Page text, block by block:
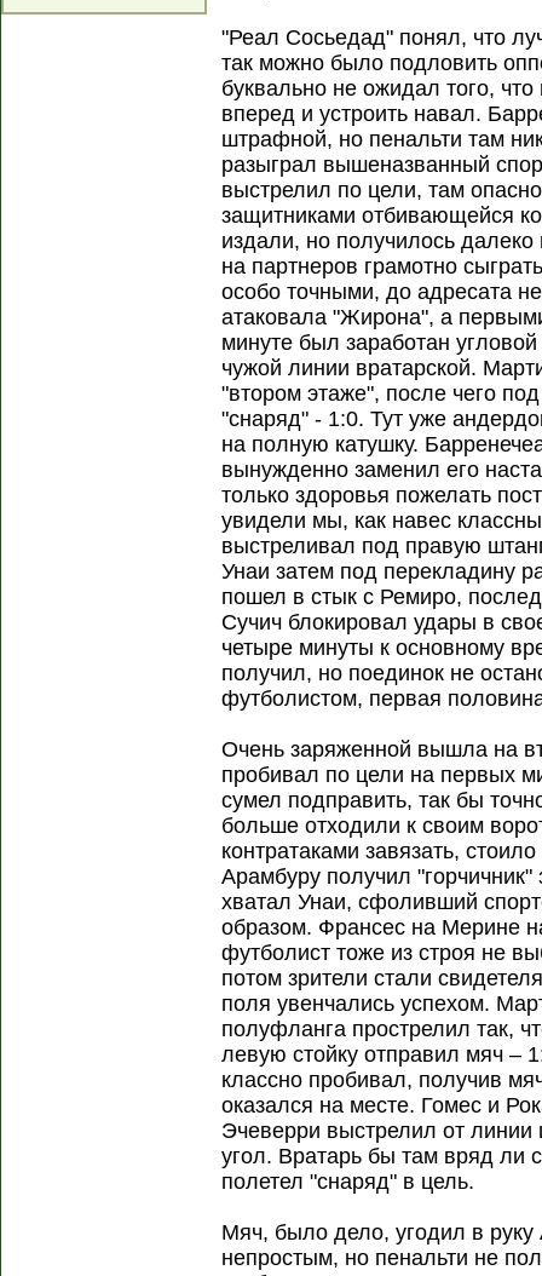
"Реал Сосьедад" понял, что
так можно было подловить
буквально не ожидал того, что
вперед и устроить навал.
штрафной, но пенальти там
разыграл вышеназванный
выстрелил по цели, там
защитниками отбивающейся
издали, но получилось
на партнеров грамотно
особо точными, до адресата
атаковала "Жирона", а
минуте был заработан
чужой линии вратарской.
"втором этаже", после чего
"снаряд" - 1:0. Тут уже
на полную катушку.
вынужденно заменил его
только здоровья пожелать
увидели мы, как навес
выстреливал под правую
Унаи затем под перекладину
пошел в стык с Ремиро,
Сучич блокировал удары в
четыре минуты к основному
получил, но поединок не
футболистом, первая
Очень заряженной вышла на
пробивал по цели на первых
сумел подправить, так бы
больше отходили к своим
контратаками завязать,
Арамбуру получил
хватал Унаи, сфоливший
образом. Франсес на Мерине
футболист тоже из строя не
потом зрители стали
поля увенчались успехом.
полуфланга прострелил так,
левую стойку отправил мяч –
классно пробивал, получив
оказался на месте. Гомес и
Эчеверри выстрелил от
угол. Вратарь бы там вряд ли
полетел "снаряд" в цель.
Мяч, было дело, угодил в руку
непростым, но пенальти не